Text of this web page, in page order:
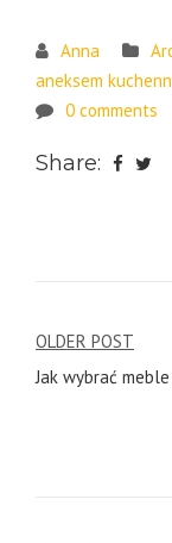
Anna
aneksem
0 comments
Share:
Post
OLDER POST
Jak wybrać